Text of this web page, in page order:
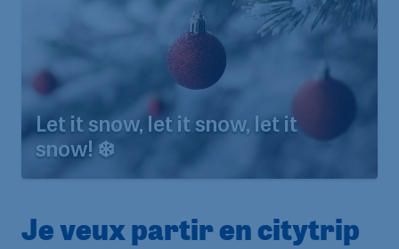
Let it snow, let it snow, let it
snow! ❄️
Je veux partir en citytrip